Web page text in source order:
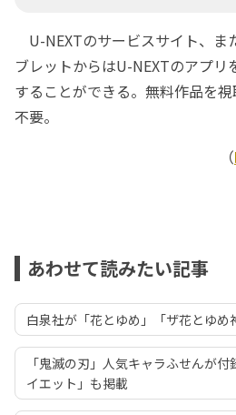
U-NEXTのサービスサイト、ま
ブレットからはU-NEXTのアプ
することができる。無料作品を
不要。
（
あわせて読みたい記事
白泉社が「花とゆめ」「ザ花とゆめ
「鬼滅の刃」人気キャラふせんが
イエット」も掲載